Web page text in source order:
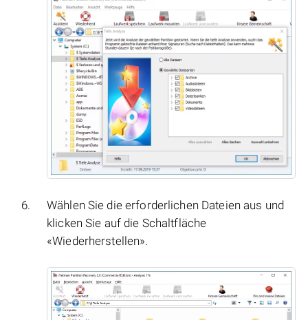
Wählen Sie die erforderlichen Dateien aus und
klicken Sie auf die Schaltfläche
«Wiederherstellen».